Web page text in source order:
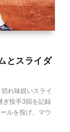
とスライダ
れ味鋭いスライ
ぎ投手3回を記録
ルを投げ、マウ